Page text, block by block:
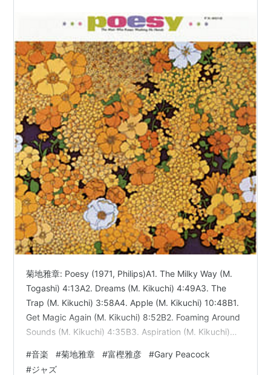
菊地雅章: Poesy (1971, Philips)A1. The Milky Way (M.
Togashi) 4:13A2. Dreams (M. Kikuchi) 4:49A3. The
Trap (M. Kikuchi) 3:58A4. Apple (M. Kikuchi) 10:48B1.
Get Magic Again (M. Kikuchi) 8:52B2. Foaming Around
Sounds (M. Kikuchi) 4:35B3. Aspiration (M. Kikuchi)
#音楽 #菊地雅章 #富樫雅彦 #Gary Peacock
#ジャズ